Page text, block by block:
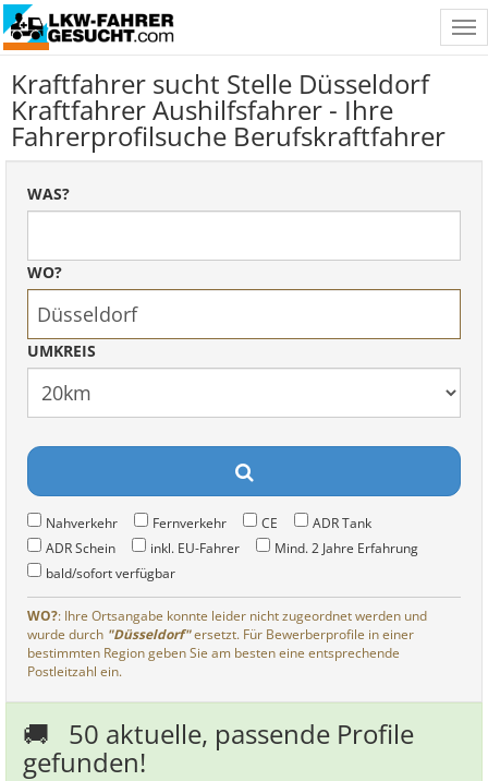
Kraftfahrer sucht Stelle Düsseldorf
Kraftfahrer Aushilfsfahrer - Ihre
Fahrerprofilsuche Berufskraftfahrer
WAS?
WO?
UMKREIS
Nahverkehr Fernverkehr CE
ADR Tank
ADR Schein
inkl. EU-Fahrer
Mind. 2 Jahre Erfahrung
bald/sofort verfügbar
WO?: Ihre Ortsangabe konnte leider nicht zugeordnet werden und
wurde durch "Düsseldorf"ersetzt. Für Bewerberprofile in einer
bestimmten Region geben Sie am besten eine entsprechende
Postleitzahl ein.
🚚 50 aktuelle, passende Profile
gefunden!